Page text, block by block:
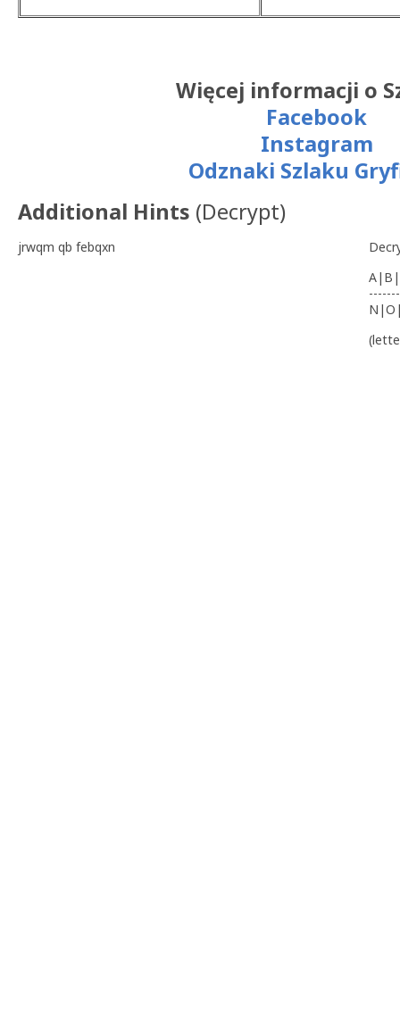
Więcej informacji o
Facebook
Instagram
Odznaki Szlaku
Additional Hints (Decrypt)
jrwqm qb febqxn